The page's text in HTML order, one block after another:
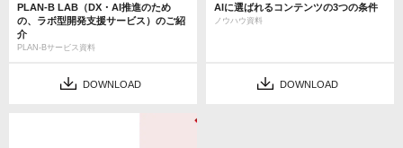
PLAN-B LAB（DX・AI推進のため
の、ラボ型開発支援サービス）のご紹
介
PLAN-Bサービス資料
DOWNLOAD
AIに選ばれるコンテンツの3つの条件
ノウハウ資料
DOWNLOAD